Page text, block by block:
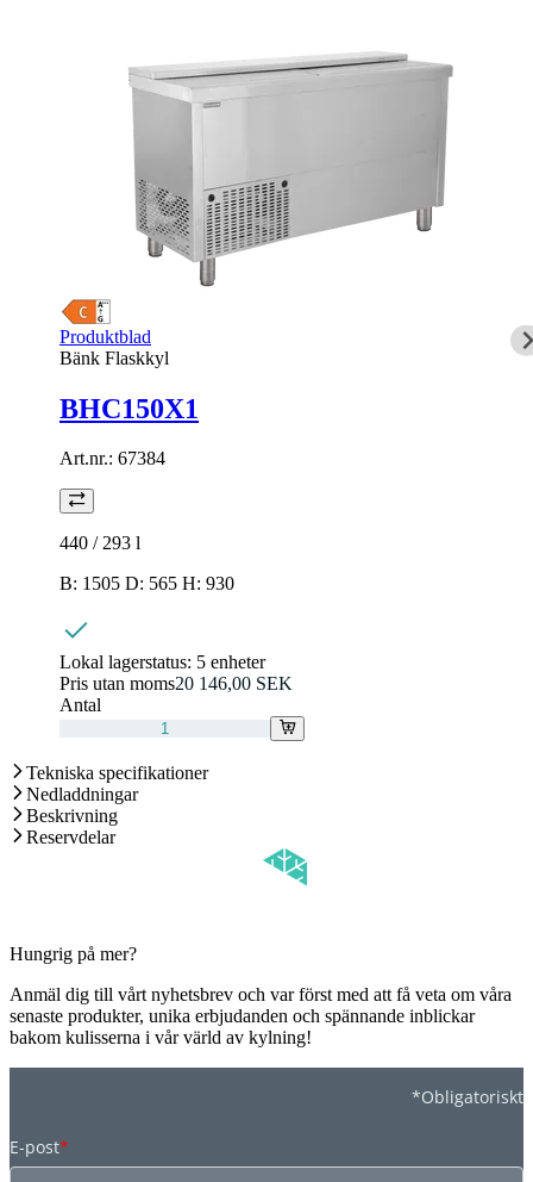
Produktblad
Bänk Flaskkyl
BHC150X1
Art.nr.: 67384
440 / 293 l
B: 1505 D: 565 H: 930
Lokal lagerstatus: 5 enheter
Pris utan moms20 146,00 SEK
Antal
Tekniska specifikationer
Nedladdningar
Beskrivning
Reservdelar
Hungrig på mer?
Anmäl dig till vårt nyhetsbrev och var först med att få veta om våra
senaste produkter, unika erbjudanden och spännande inblickar
bakom kulisserna i vår värld av kylning!
*Obligatoriskt
E-post*